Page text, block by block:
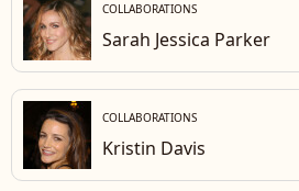
COLLABORATIONS
Sarah Jessica Parker
COLLABORATIONS
Kristin Davis